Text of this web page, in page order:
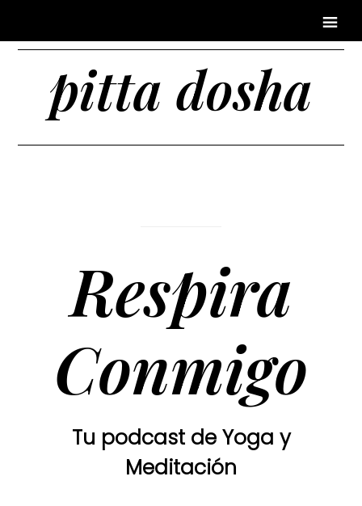
pitta dosha
Respira
Conmigo
Tu podcast de Yoga y
Meditación